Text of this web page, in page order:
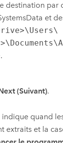
destination par
et
.
(Suivant).
indique quand
extraits et la